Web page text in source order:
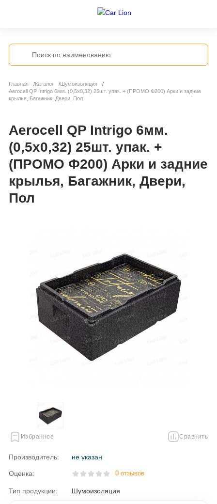
Главная Каталог
Шумоизоляция
Aerocell QP Intrigo 6мм. (0,5х0,32) 25шт. упак. + (ПРОМО Ф200) Арки и задние
крылья, Багажник, Двери, Пол
Aerocell QP Intrigo 6мм.
(0,5х0,32) 25шт. упак. +
(ПРОМО Ф200) Арки и задние
крылья, Багажник, Двери,
Пол
Избранное Сравнить
Производитель: не указан
Оценка: 0 отзывов
Тип продукции: Шумоизоляция